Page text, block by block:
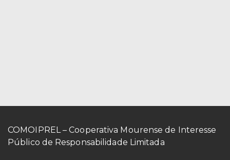
COMOIPREL – Cooperativa Mourense de Interesse
Público de Responsabilidade Limitada